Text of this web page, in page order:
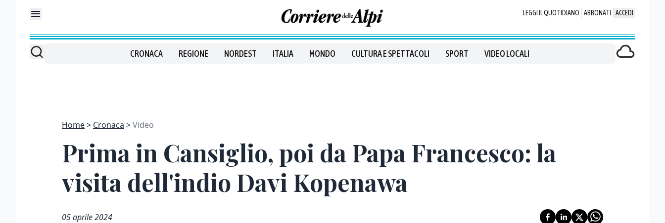
LEGGI IL QUOTIDIANO ABBONATI ACCEDI
CRONACA REGIONE NORDEST ITALIA MONDO CULTURA E SPETTACOLI SPORT VIDEO LOCALI
Home Cronaca Video
Prima in Cansiglio, poi da Papa Francesco: la
visita dell'indio Davi Kopenawa
05 aprile 2024